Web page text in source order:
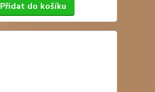
Přidat do košíku